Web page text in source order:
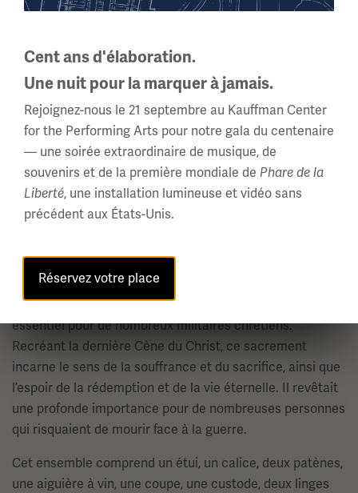
Ensemble de communion sur le terrain
Grande-Bretagne, ch. 1914-1918
Les aumôniers préparaient les hommes à agir avec
courage dans le chaos et, si nécessaire, à affronter la
mort. La Sainte Communion était un sacrement religieux
essentiel pour de nombreux militaires chrétiens.
Recréant la dernière Cène du Christ, ce sacrement
incarne le sens de la souffrance et du sacrifice, ainsi que
l’espoir de la rédemption et de la vie éternelle. Il revêtait
une profonde importance pour de nombreuses personnes
qui risquaient de mourir face à la guerre.
Cet ensemble comprend un étui, un calice, deux patènes,
une aiguière à vin, une coupe, une custode, deux linges
Cent ans d'élaboration.
Une nuit pour la marquer à jamais.
Rejoignez-nous le 21 septembre au Kauffman Center
for the Performing Arts pour notre gala du centenaire
— une soirée extraordinaire de musique, de
souvenirs et de la première mondiale de Phare de la
Liberté, une installation lumineuse et vidéo sans
précédent aux États-Unis.
Réservez votre place